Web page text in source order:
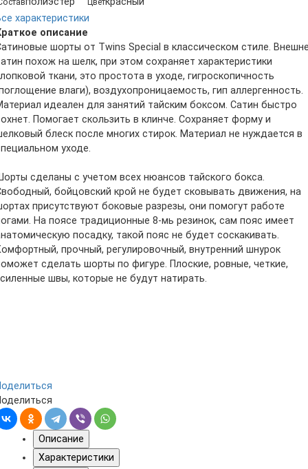
Цвет
характеристики
описание
шорты от Twins Special в классическом стиле.
похож на шелк, при этом сохраняет характеристики
ткани, это простота в уходе, гигроскопичность
влаги), воздухопроницаемость, гип аллергенность.
идеален для занятий тайским боксом. Сатин быстро
Помогает скользить в клинче. Сохраняет форму и
блеск после многих стирок. Материал не нуждается в
уходе.
сделаны с учетом всех нюансов тайского бокса.
бойцовский крой не будет сковывать движения, на
присутствуют боковые разрезы, они помогут работе
На поясе традиционные 8-мь резинок, сам пояс имеет
посадку, такой пояс не будет соскакивать.
прочный, регулировочный, внутренний шнурок
сделать шорты по фигуре. Плоские, ровные, четкие,
швы, которые не будут натирать.
Описание
Характеристики